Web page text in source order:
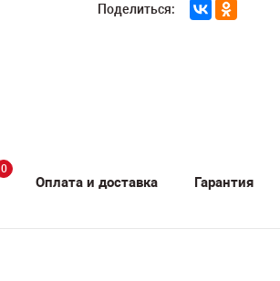
Поделиться:
0
Оплата и доставка Гарантия